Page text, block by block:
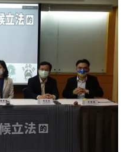
，他們經歷了整個週末馬
送出。「不同國家有不同
氣候科學家明克斯（Jan
他們的考量有被解決，但
」《衛報》表示，就他們
國對於報告中與發展中國
石燃料有關的訊息有意
的決策者摘要